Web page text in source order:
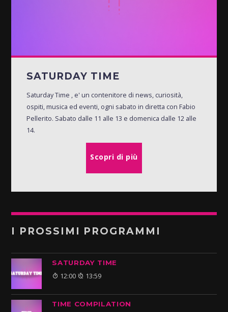
SATURDAY TIME
Saturday Time , e' un contenitore di news, curiosità,
ospiti, musica ed eventi, ogni sabato in diretta con Fabio
Pellerito. Sabato dalle 11 alle 13 e domenica dalle 12 alle
14.
Scopri di più
I PROSSIMI PROGRAMMI
SATURDAY TIME
12:00 13:59
TIME COMPILATION